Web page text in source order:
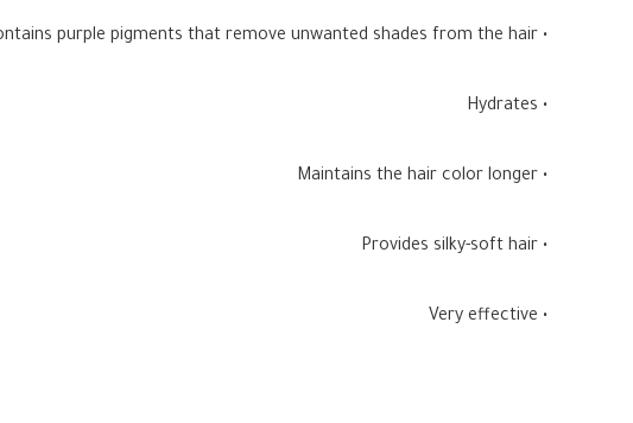
• Contains purple pigments that remove unwanted shades from the hair
• Hydrates
• Maintains the hair color longer
• Provides silky-soft hair
• Very effective